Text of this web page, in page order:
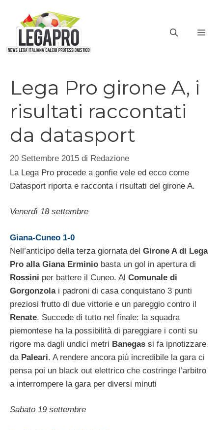
contenuto
Lega Pro girone A, i
risultati raccontati
da datasport
20 Settembre 2015 di Redazione
La Lega Pro procede a gonfie vele ed ecco come
Datasport riporta e racconta i risultati del girone A.
Venerdì 18 settembre
Giana-Cuneo 1-0
Nell’anticipo della terza giornata del Girone A di Lega
Pro alla Giana Erminio basta un gol in apertura di
Rossini per battere il Cuneo. Al Comunale di
Gorgonzolai padroni di casa conquistano 3 punti
preziosi frutto di due vittorie e un pareggio contro il
Renate. Succede di tutto nel finale: la squadra
piemontese ha la possibilità di pareggiare i conti su
rigore ma dagli undici metri Banegas si fa ipnotizzare
da Paleari. A rendere ancora più incredibile la gara ci
pensa poi un black out elettrico che costringe l’arbitro
a interrompere la gara per diversi minuti
Sabato 19 settembre